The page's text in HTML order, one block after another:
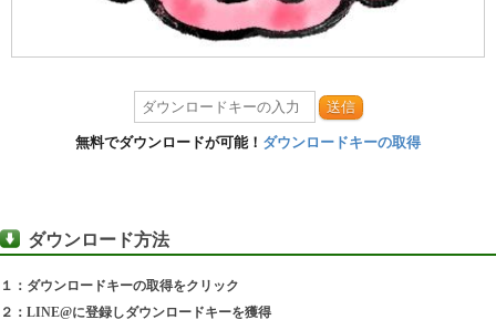
送信
無料でダウンロードが可能！ ダウンロードキーの取得
ダウンロード方法
１：ダウンロードキーの取得をクリック
２：LINE@に登録しダウンロードキーを獲得